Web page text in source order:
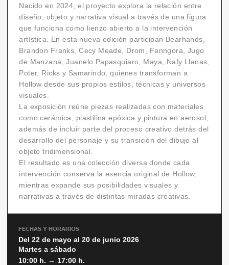
Nacido en 2024, el proyecto explora la relación entre
diseño, objeto y narrativa visual a través de una figura
que funciona como lienzo abierto a la intervención
artística. En esta nueva edición participan Bearhands,
Brandon Franks, Cecy Meade, Drom, Fanngora, Jugo
de Manzana, Juanelo Papasquiaro, Maya, Nafy Llanas,
Poter, Ricks y Samarindo, quienes transforman a
Hollow desde sus propios estilos, técnicas y universos
visuales.
La exposición reúne piezas realizadas con materiales
como cerámica, plastilina epóxica y pintura en aerosol,
además de incluir parte del proceso creativo detrás del
desarrollo del personaje y su transición del dibujo al
objeto tridimensional.
El resultado es una colección diversa donde cada
intervención conserva la esencia original de Hollow,
mientras expande sus posibilidades visuales y
narrativas a través de distintas miradas creativas.
FECHAS Y HORARIOS
Del 22 de mayo al 20 de junio 2026
Martes a sábado
10:00 h. → 17:00 h.